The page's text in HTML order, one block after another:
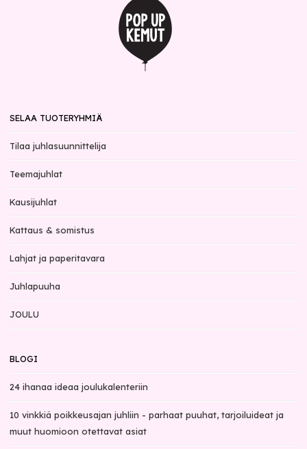
SELAA TUOTERYHMIÄ
Tilaa juhlasuunnittelija
Teemajuhlat
Kausijuhlat
Kattaus & somistus
Lahjat ja paperitavara
Juhlapuuha
JOULU
BLOGI
24 ihanaa ideaa joulukalenteriin
10 vinkkiä poikkeusajan juhliin - parhaat puuhat, tarjoiluideat ja
muut huomioon otettavat asiat